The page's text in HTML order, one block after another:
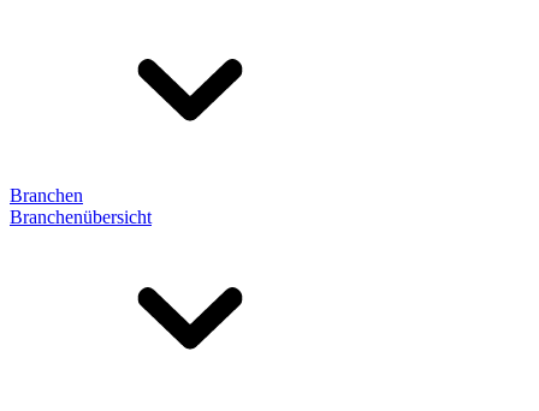
Branchen
Branchenübersicht